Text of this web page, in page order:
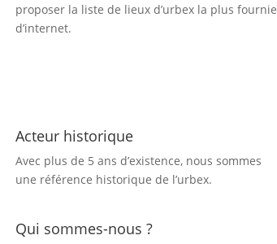
proposer la liste de lieux d’urbexla plus fournie
d’internet.
Acteur historique
Avec plus de 5 ans d’existence, nous sommes
une référence historique de l’urbex.
Qui sommes-nous ?